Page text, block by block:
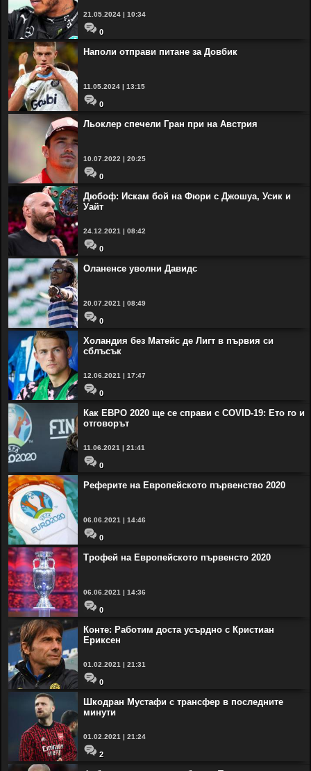
21.05.2024 | 10:34
0
Наполи отправи питане за Довбик
11.05.2024 | 13:15
0
Льоклер спечели Гран при на Австрия
10.07.2022 | 20:25
0
Дюбоф: Искам бой на Фюри с Джошуа, Усик и
Уайт
24.12.2021 | 08:42
0
Оланенсе уволни Давидс
20.07.2021 | 08:49
0
Холандия без Матейс де Лигт в първия си
сблъсък
12.06.2021 | 17:47
0
Как ЕВРО 2020 ще се справи с COVID-19: Ето го и
отговорът
11.06.2021 | 21:41
0
Реферите на Европейското първенство 2020
06.06.2021 | 14:46
0
Трофей на Европейското първенсто 2020
06.06.2021 | 14:36
0
Конте: Работим доста усърдно с Кристиан
Ериксен
01.02.2021 | 21:31
0
Шкодран Мустафи с трансфер в последните
минути
01.02.2021 | 21:24
2